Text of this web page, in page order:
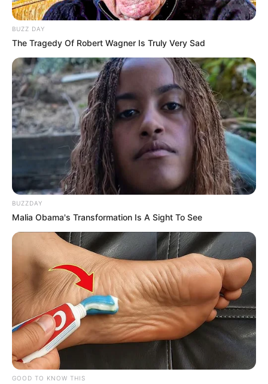
BUZZ DAY
The Tragedy Of Robert Wagner Is Truly Very Sad
BUZZDAY
Malia Obama's Transformation Is A Sight To See
GOOD TO KNOW THIS